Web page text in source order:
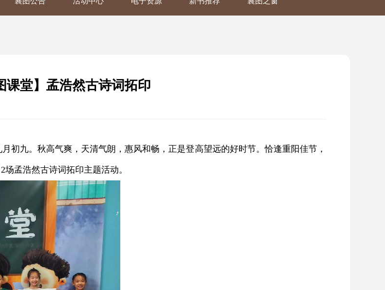
课堂】孟浩然古诗词拓印
初九。秋高气爽，天清气朗，惠风和畅，正是登高望远的好时节。恰逢重阳佳节，
孟浩然古诗词拓印主题活动。